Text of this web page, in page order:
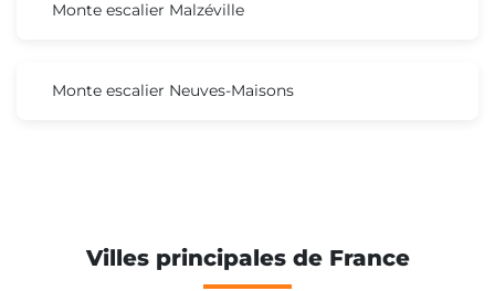
Monte escalier Malzéville
Monte escalier Neuves-Maisons
Villes principales de France